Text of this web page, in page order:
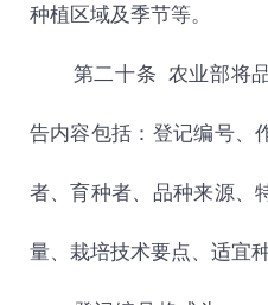
种植区域及季节等。
第二十条 农业部将
告内容包括：登记编号、
者、育种者、品种来源、
量、栽培技术要点、适宜